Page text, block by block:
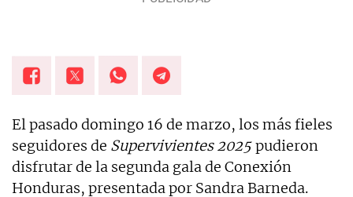
El pasado domingo 16 de marzo, los más fieles
seguidores de Supervivientes 2025pudieron
disfrutar de la segunda gala de Conexión
Honduras, presentada por Sandra Barneda.